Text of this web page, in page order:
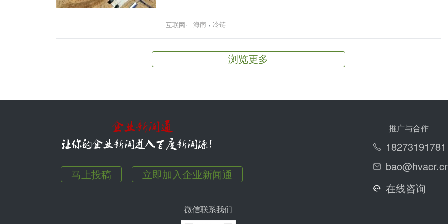
互联网· 海南 ， 冷链
浏览更多
马上投稿 立即加入企业新闻通
推广与合作
18273191781
在线咨询
微信联系我们